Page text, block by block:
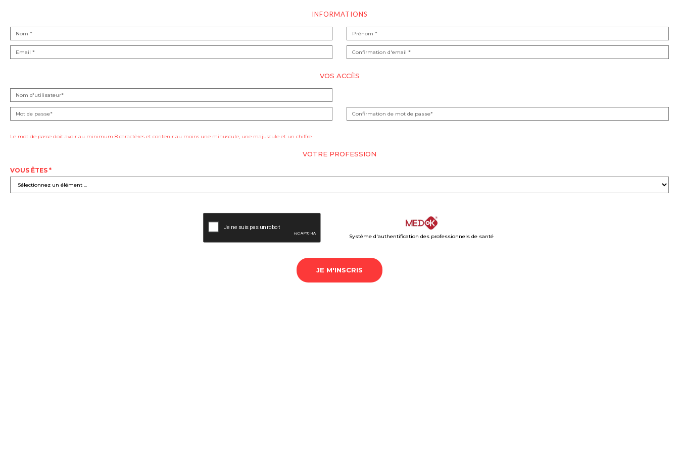
INFORMATIONS
VOS ACCÈS
Le mot de passe doit avoir au minimum 8 caractères et contenir au moins une minuscule, une majuscule et un chiffre
VOTRE PROFESSION
VOUS ÊTES *
Système d'authentification des professionnels de santé
JE M'INSCRIS